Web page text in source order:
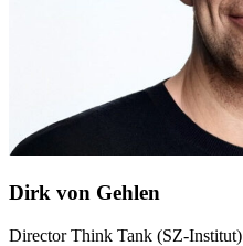
Dirk von Gehlen
Director Think Tank (SZ-Institut)